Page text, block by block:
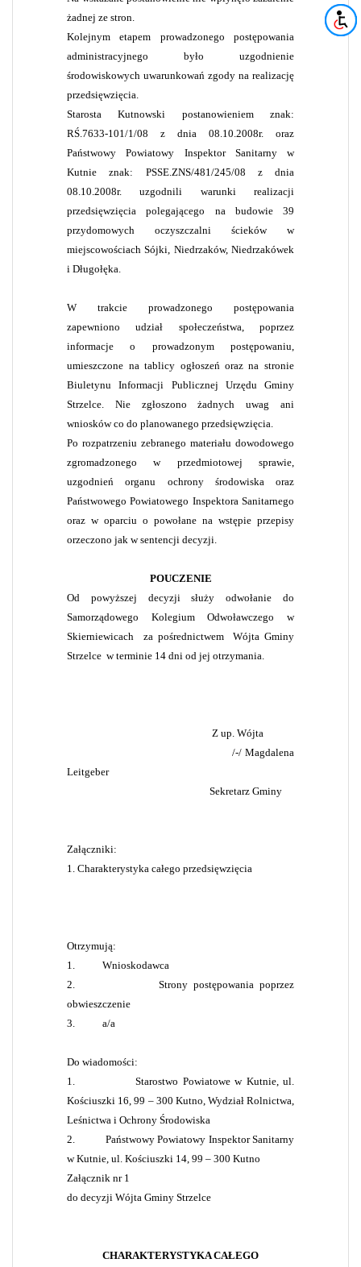
żadnej ze stron.
Kolejnym etapem prowadzonego postępowania
administracyjnego było uzgodnienie
środowiskowych uwarunkowań zgody na realizację
przedsięwzięcia.
Starosta Kutnowski postanowieniem znak:
RŚ.7633-101/1/08 z dnia 08.10.2008r. oraz
Państwowy Powiatowy Inspektor Sanitarny w
Kutnie znak: PSSE.ZNS/481/245/08 z dnia
08.10.2008r. uzgodnili warunki realizacji
przedsięwzięcia polegającego na budowie 39
przydomowych oczyszczalni ścieków w
miejscowościach Sójki, Niedrzaków, Niedrzakówek
i Długołęka.
W trakcie prowadzonego postępowania
zapewniono udział społeczeństwa, poprzez
informacje o prowadzonym postępowaniu,
umieszczone na tablicy ogłoszeń oraz na stronie
Biuletynu Informacji Publicznej Urzędu Gminy
Strzelce. Nie zgłoszono żadnych uwag ani
wniosków co do planowanego przedsięwzięcia.
Po rozpatrzeniu zebranego materiału dowodowego
zgromadzonego w przedmiotowej sprawie,
uzgodnień organu ochrony środowiska oraz
Państwowego Powiatowego Inspektora Sanitarnego
oraz w oparciu o powołane na wstępie przepisy
orzeczono jak w sentencji decyzji.
POUCZENIE
Od powyższej decyzji służy odwołanie do
Samorządowego Kolegium Odwoławczego w
Skierniewicach
za pośrednictwem
Wójta Gminy
Strzelce w terminie 14 dni od jej otrzymania.
Z up. Wójta
/-/ Magdalena
Leitgeber
Sekretarz Gminy
Załączniki:
1. Charakterystyka całego przedsięwzięcia
Otrzymują:
1.
Wnioskodawca
2.
Strony postępowania poprzez
obwieszczenie
3.
a/a
Do wiadomości:
1.
Starostwo Powiatowe w Kutnie, ul.
Kościuszki 16, 99 – 300 Kutno, Wydział Rolnictwa,
Leśnictwa i Ochrony Środowiska
2.
Państwowy Powiatowy Inspektor Sanitarny
w Kutnie, ul. Kościuszki 14, 99 – 300 Kutno
Załącznik nr 1
do decyzji Wójta Gminy Strzelce
CHARAKTERYSTYKA CAŁEGO